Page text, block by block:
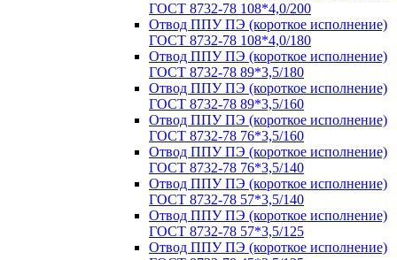
ГОСТ 8732-78 108*4,0/200
Отвод ППУ ПЭ (короткое исполнение)
ГОСТ 8732-78 108*4,0/180
Отвод ППУ ПЭ (короткое исполнение)
ГОСТ 8732-78 89*3,5/180
Отвод ППУ ПЭ (короткое исполнение)
ГОСТ 8732-78 89*3,5/160
Отвод ППУ ПЭ (короткое исполнение)
ГОСТ 8732-78 76*3,5/160
Отвод ППУ ПЭ (короткое исполнение)
ГОСТ 8732-78 76*3,5/140
Отвод ППУ ПЭ (короткое исполнение)
ГОСТ 8732-78 57*3,5/140
Отвод ППУ ПЭ (короткое исполнение)
ГОСТ 8732-78 57*3,5/125
Отвод ППУ ПЭ (короткое исполнение)